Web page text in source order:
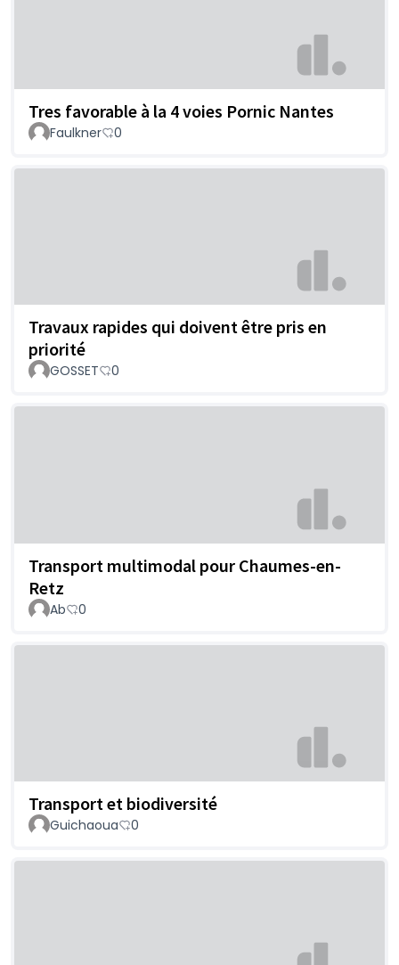
Tres favorable à la 4 voies Pornic Nantes
Faulkner 0
Travaux rapides qui doivent être pris en
priorité
GOSSET 0
Transport multimodal pour Chaumes-en-
Retz
Ab 0
Transport et biodiversité
Guichaoua 0